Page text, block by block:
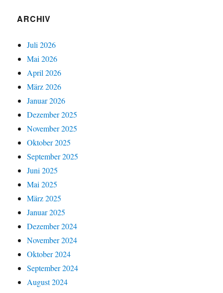
ARCHIV
Juli 2026
Mai 2026
April 2026
März 2026
Januar 2026
Dezember 2025
November 2025
Oktober 2025
September 2025
Juni 2025
Mai 2025
März 2025
Januar 2025
Dezember 2024
November 2024
Oktober 2024
September 2024
August 2024